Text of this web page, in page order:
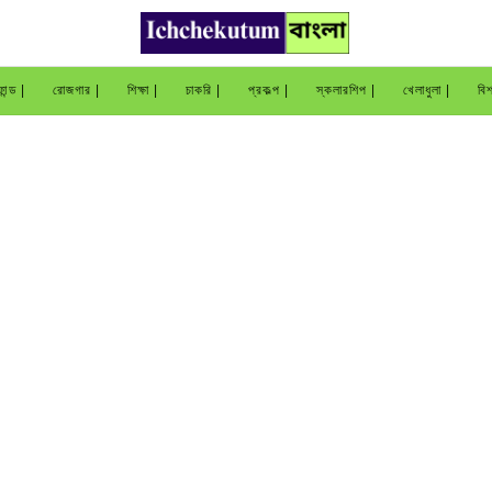
| রোজগার | শিক্ষা | চাকরি | প্রকল্প | স্কলারশিপ | খেলাধুলা |